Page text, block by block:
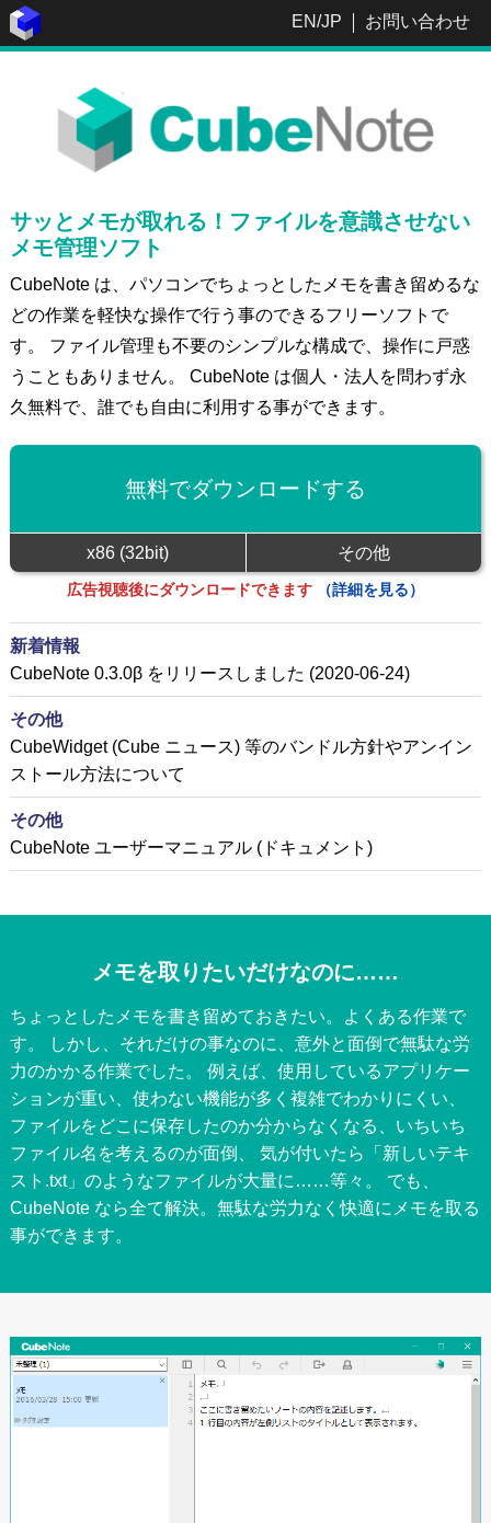
EN/JP お問い合わせ
サッとメモが取れる！ファイルを意識させない
メモ管理ソフト
CubeNote は、パソコンでちょっとしたメモを書き留めるな
どの作業を軽快な操作で行う事のできるフリーソフトで
す。 ファイル管理も不要のシンプルな構成で、操作に戸惑
うこともありません。 CubeNote は個人・法人を問わず永
久無料で、誰でも自由に利用する事ができます。
無料でダウンロードする
x86 (32bit) その他
広告視聴後にダウンロードできます （詳細を見る）
新着情報
CubeNote 0.3.0β をリリースしました (2020-06-24)
その他
CubeWidget (Cube ニュース) 等のバンドル方針やアンイン
ストール方法について
その他
CubeNote ユーザーマニュアル (ドキュメント)
メモを取りたいだけなのに……
ちょっとしたメモを書き留めておきたい。よくある作業で
す。 しかし、それだけの事なのに、意外と面倒で無駄な労
力のかかる作業でした。 例えば、使用しているアプリケー
ションが重い、使わない機能が多く複雑でわかりにくい、
ファイルをどこに保存したのか分からなくなる、いちいち
ファイル名を考えるのが面倒、 気が付いたら「新しいテキ
スト.txt」のようなファイルが大量に……等々。 でも、
CubeNote なら全て解決。無駄な労力なく快適にメモを取る
事ができます。